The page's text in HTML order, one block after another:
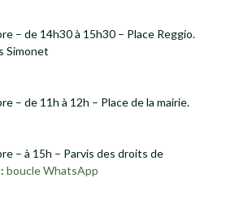
– de 14h30 à 15h30 – Place Reggio.
Simonet
– de 11h à 12h – Place de la mairie.
– à 15h – Parvis des droits de
boucle WhatsApp